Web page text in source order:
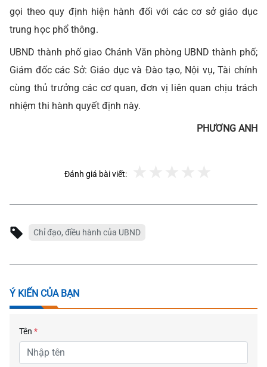
gọi theo quy định hiện hành đối với các cơ sở giáo dục
trung học phổ thông.
UBND thành phố giao Chánh Văn phòng UBND thành phố;
Giám đốc các Sở: Giáo dục và Đào tạo, Nội vụ, Tài chính
cùng thủ trưởng các cơ quan, đơn vị liên quan chịu trách
nhiệm thi hành quyết định này.
PHƯƠNG ANH
Đánh giá bài viết:
Chỉ đạo, điều hành của UBND
Ý KIẾN CỦA BẠN
Tên *